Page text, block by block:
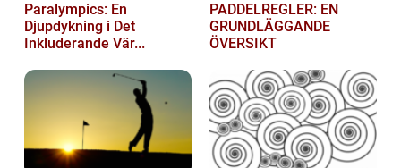
Paralympics: En
Djupdykning i Det
Inkluderande Vär...
PADDELREGLER: EN
GRUNDLÄGGANDE
ÖVERSIKT